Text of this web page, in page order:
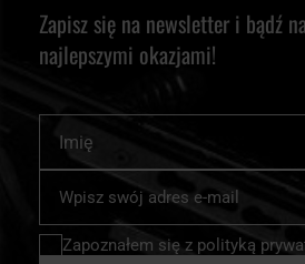
Zapisz się na newsletter i bądź
najlepszymi okazjami!
nasz
newsletter:
Zapoznałem się z polityką